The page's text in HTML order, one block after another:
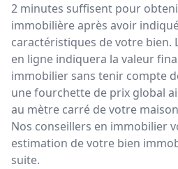
2 minutes suffisent pour
immobilière après avoir
caractéristiques de votre
en ligne indiquera la valeur
immobilier sans tenir compte
une fourchette de prix global
au mètre carré de votre
Nos conseillers en immobilier
estimation de votre bien
suite.